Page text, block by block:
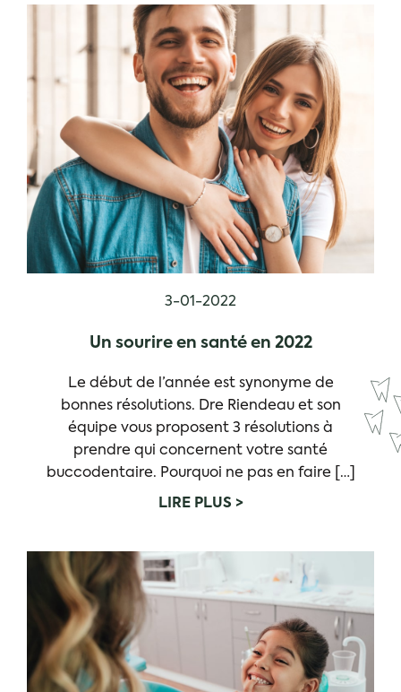
3-01-2022
Un sourire en santé en 2022
Le début de l’année est synonyme de
bonnes résolutions. Dre Riendeau et son
équipe vous proposent 3 résolutions à
prendre qui concernent votre santé
buccodentaire. Pourquoi ne pas en faire […]
LIRE PLUS >